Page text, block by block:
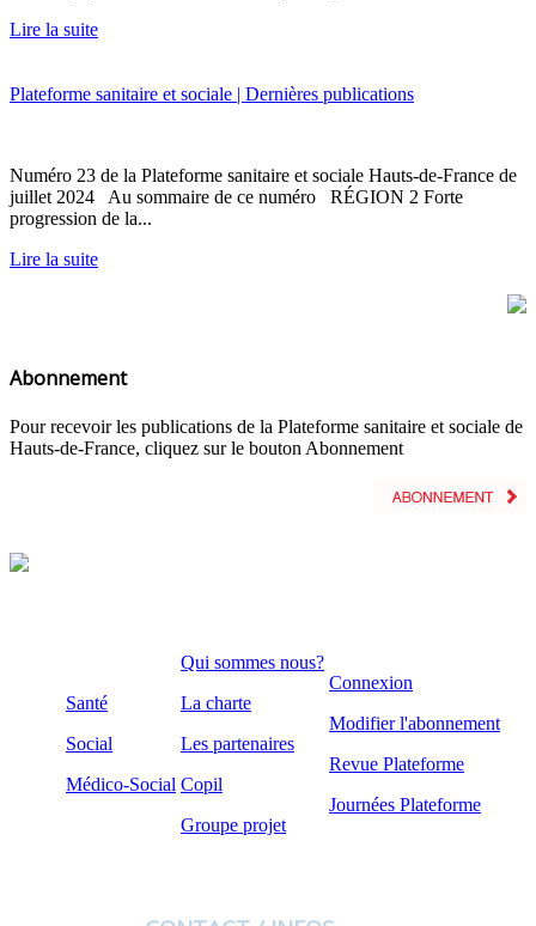
Lire la suite
Plateforme sanitaire et sociale | Dernières publications
Numéro 23 de la Plateforme sanitaire et sociale Hauts-de-France de
juillet 2024 Au sommaire de ce numéro RÉGION 2 Forte
progression de la...
Lire la suite
Abonnement
Pour recevoir les publications de la Plateforme sanitaire et sociale de
Hauts-de-France, cliquez sur le bouton Abonnement
Santé
Social
Médico-Social
Qui sommes nous?
La charte
Les partenaires
Copil
Groupe projet
Connexion
Modifier l'abonnement
Revue Plateforme
Journées Plateforme